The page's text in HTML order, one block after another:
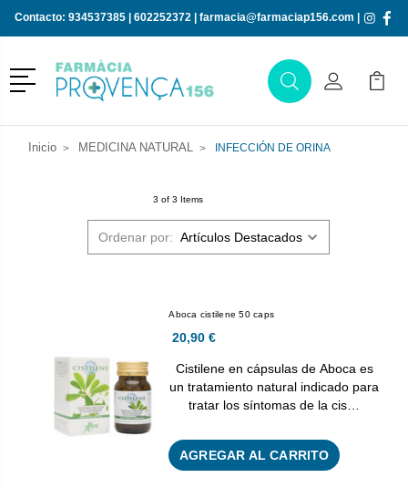
Contacto: 934537385| 602252372| farmacia@farmaciap156.com
Menú
BuscarMi Cuenta
Mi
Inicio MEDICINA NATURAL INFECCIÓN DE ORINA
3 of 3 Items
Ordenar por:
Aboca cistilene 50 caps
20,90 €
Cistilene en cápsulas de Aboca es
un tratamiento natural indicado para
tratar los síntomas de la cis…
AGREGAR AL CARRITO